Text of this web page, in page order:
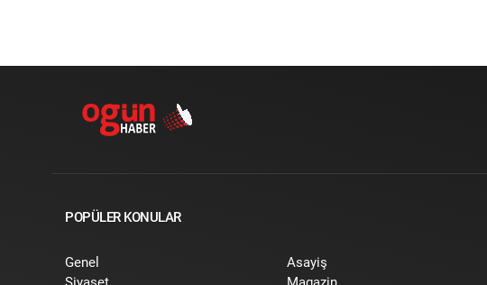
POPÜLER KONULAR
Genel
Asayiş